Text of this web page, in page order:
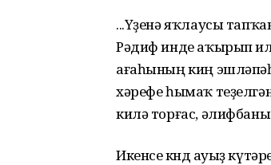
...Үҙенә яҡлаусы
Рәдиф инде аҡырып
ағаһының киң
хәрефе һымаҡ
килә торғас,
Икенсе көндө ауыҙ